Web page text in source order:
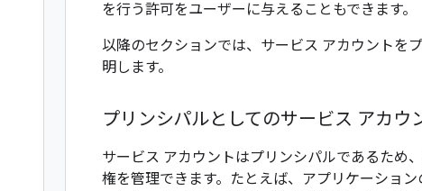
を行う許可をユーザーに与えることもできます。
以降のセクションでは、サービス アカウントを
明します。
プリンシパルとしてのサービス アカウ
サービス アカウントはプリンシパルであるため
権を管理できます。たとえば、アプリケーショ